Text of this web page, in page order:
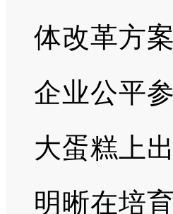
体改革方
企业公平
大蛋糕上
明晰在培